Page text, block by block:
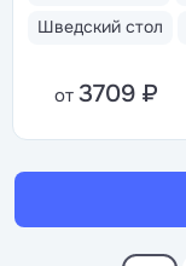
Шведский стол
от 3709 ₽